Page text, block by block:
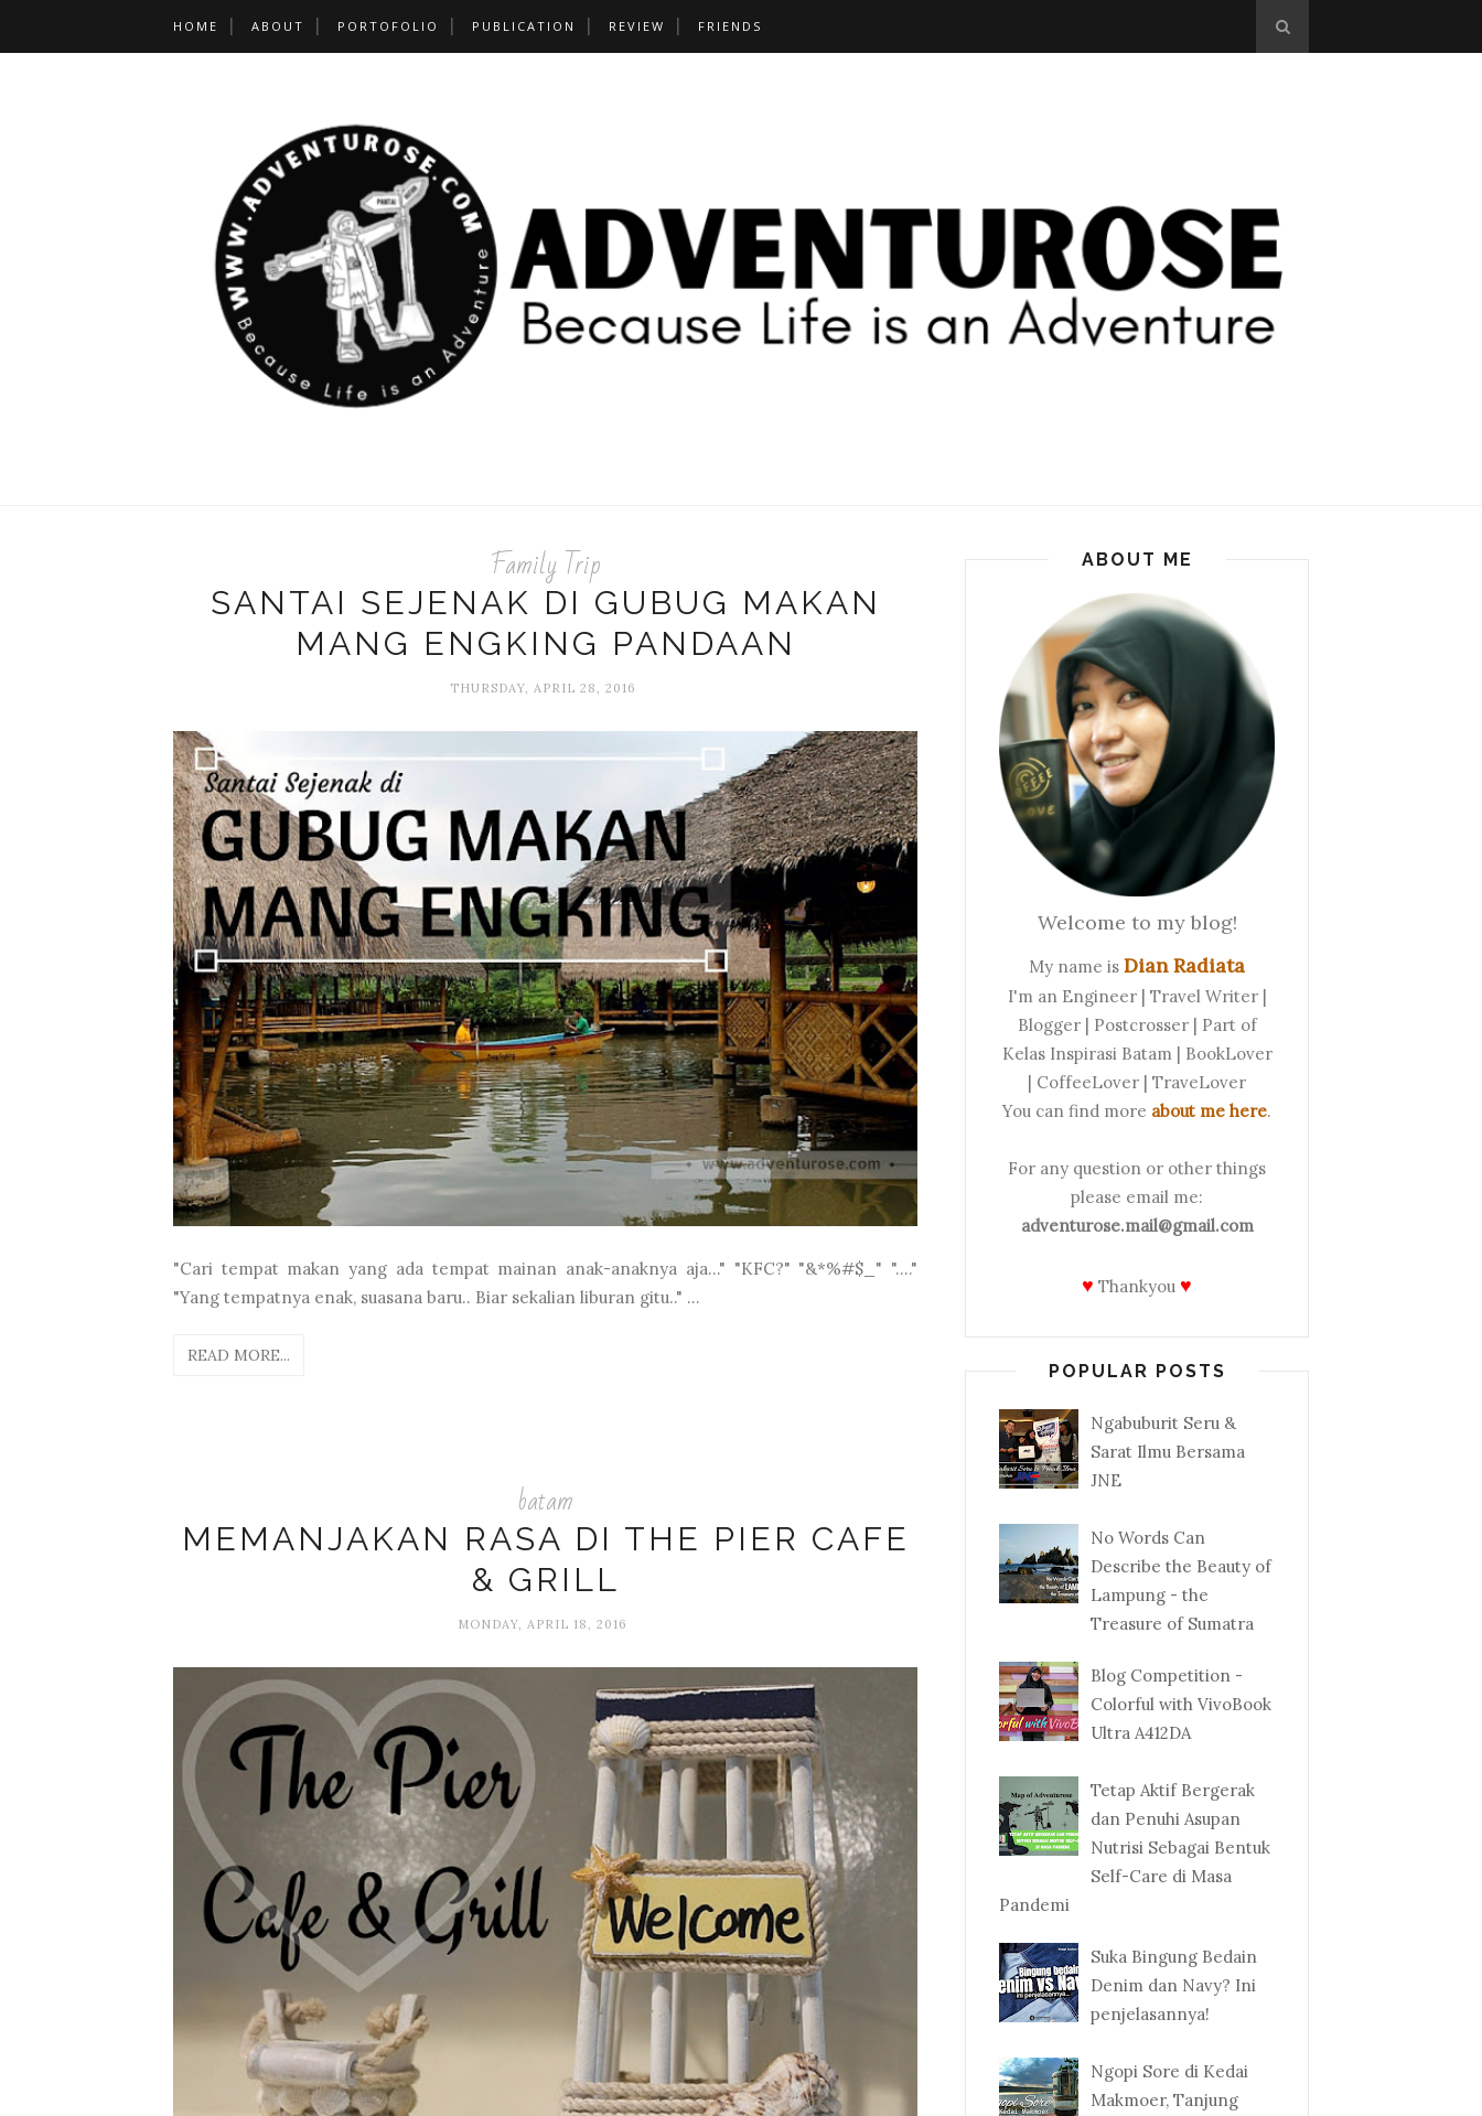
HOME ABOUT PORTOFOLIO PUBLICATION REVIEW FRIENDS
Family Trip
SANTAI SEJENAK DI GUBUG MAKAN
MANG ENGKING PANDAAN
THURSDAY, APRIL 28, 2016
"Cari tempat makan yang ada tempat mainan anak-anaknya aja..." "KFC?" "&*%#$_" "...."
"Yang tempatnya enak, suasana baru.. Biar sekalian liburan gitu.." ...
READ MORE...
batam
MEMANJAKAN RASA DI THE PIER CAFE
& GRILL
MONDAY, APRIL 18, 2016
ABOUT ME
Welcome to my blog!
My name is Dian Radiata
I'm an Engineer | Travel Writer |
Blogger | Postcrosser | Part of
Kelas Inspirasi Batam | BookLover
| CoffeeLover | TraveLover
You can find more about me here.
For any question or other things
please email me:
adventurose.mail@gmail.com
♥ Thankyou ♥
POPULAR POSTS
Ngabuburit Seru &
Sarat Ilmu Bersama
JNE
No Words Can
Describe the Beauty of
Lampung - the
Treasure of Sumatra
Blog Competition -
Colorful with VivoBook
Ultra A412DA
Tetap Aktif Bergerak
dan Penuhi Asupan
Nutrisi Sebagai Bentuk
Self-Care di Masa
Pandemi
Suka Bingung Bedain
Denim dan Navy? Ini
penjelasannya!
Ngopi Sore di Kedai
Makmoer, Tanjung